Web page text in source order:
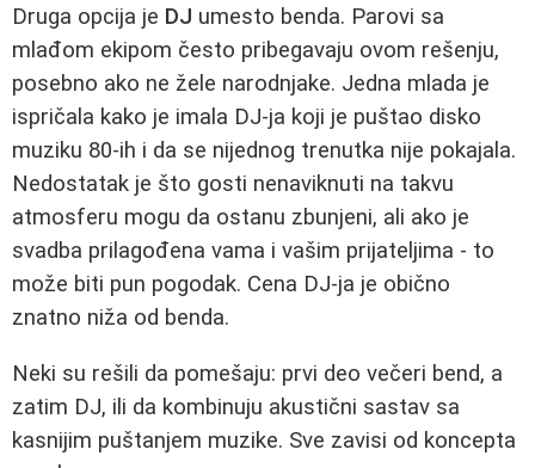
Druga opcija je DJ umesto benda. Parovi sa
mlađom ekipom često pribegavaju ovom rešenju,
posebno ako ne žele narodnjake. Jedna mlada je
ispričala kako je imala DJ-ja koji je puštao disko
muziku 80-ih i da se nijednog trenutka nije pokajala.
Nedostatak je što gosti nenaviknuti na takvu
atmosferu mogu da ostanu zbunjeni, ali ako je
svadba prilagođena vama i vašim prijateljima - to
može biti pun pogodak. Cena DJ-ja je obično
znatno niža od benda.
Neki su rešili da pomešaju: prvi deo večeri bend, a
zatim DJ, ili da kombinuju akustični sastav sa
kasnijim puštanjem muzike. Sve zavisi od koncepta